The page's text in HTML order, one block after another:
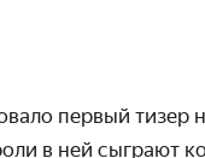
первый
в ней сыграют